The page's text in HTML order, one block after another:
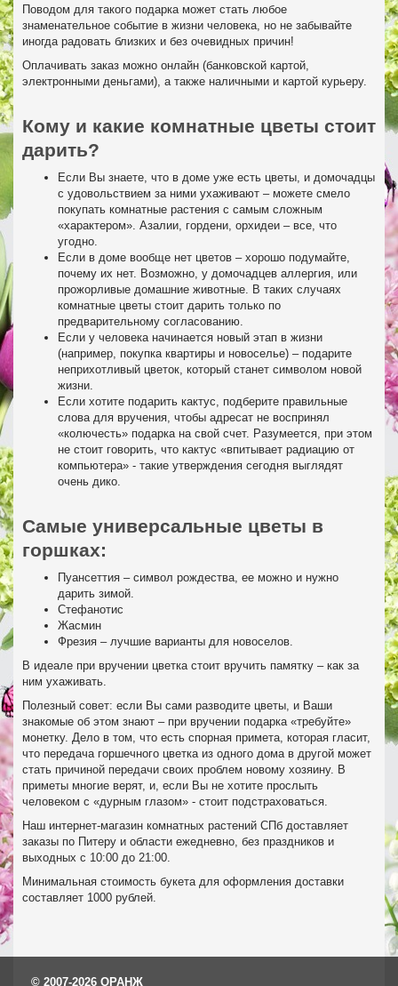
Поводом для такого подарка может стать любое
знаменательное событие в жизни человека, но не забывайте
иногда радовать близких и без очевидных причин!
Оплачивать заказ можно онлайн (банковской картой,
электронными деньгами), а также наличными и картой курьеру.
Кому и какие комнатные цветы стоит
дарить?
Если Вы знаете, что в доме уже есть цветы, и домочадцы
с удовольствием за ними ухаживают – можете смело
покупать комнатные растения с самым сложным
«характером». Азалии, гордени, орхидеи – все, что
угодно.
Если в доме вообще нет цветов – хорошо подумайте,
почему их нет. Возможно, у домочадцев аллергия, или
прожорливые домашние животные. В таких случаях
комнатные цветы стоит дарить только по
предварительному согласованию.
Если у человека начинается новый этап в жизни
(например, покупка квартиры и новоселье) – подарите
неприхотливый цветок, который станет символом новой
жизни.
Если хотите подарить кактус, подберите правильные
слова для вручения, чтобы адресат не воспринял
«колючесть» подарка на свой счет. Разумеется, при этом
не стоит говорить, что кактус «впитывает радиацию от
компьютера» - такие утверждения сегодня выглядят
очень дико.
Самые универсальные цветы в
горшках:
Пуансеттия – символ рождества, ее можно и нужно
дарить зимой.
Стефанотис
Жасмин
Фрезия – лучшие варианты для новоселов.
В идеале при вручении цветка стоит вручить памятку – как за
ним ухаживать.
Полезный совет: если Вы сами разводите цветы, и Ваши
знакомые об этом знают – при вручении подарка «требуйте»
монетку. Дело в том, что есть спорная примета, которая гласит,
что передача горшечного цветка из одного дома в другой может
стать причиной передачи своих проблем новому хозяину. В
приметы многие верят, и, если Вы не хотите прослыть
человеком с «дурным глазом» - стоит подстраховаться.
Наш интернет-магазин комнатных растений СПб доставляет
заказы по Питеру и области ежедневно, без праздников и
выходных с 10:00 до 21:00.
Минимальная стоимость букета для оформления доставки
составляет 1000 рублей.
© 2007-2026 ОРАНЖ